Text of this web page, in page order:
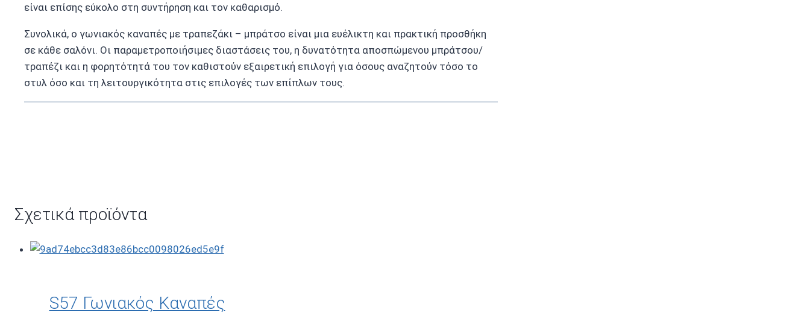
είναι επίσης εύκολο στη συντήρηση και τον καθαρισμό.
Συνολικά, ο γωνιακός καναπές με τραπεζάκι – μπράτσο είναι μια ευέλικτη και πρακτική προσθήκη
σε κάθε σαλόνι. Οι παραμετροποιήσιμες διαστάσεις του, η δυνατότητα αποσπώμενου μπράτσου/
τραπέζι και η φορητότητά του τον καθιστούν εξαιρετική επιλογή για όσους αναζητούν τόσο το
στυλ όσο και τη λειτουργικότητα στις επιλογές των επίπλων τους.
Σχετικά προϊόντα
S57 Γωνιακός Καναπές